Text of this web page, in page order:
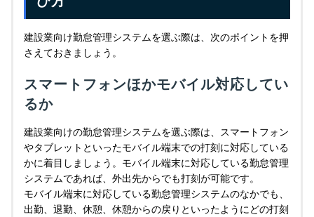
建設業向け勤怠管理システムを選ぶ際は、次のポイントを押
さえておきましょう。
スマートフォンほかモバイル対応してい
るか
建設業向けの勤怠管理システムを選ぶ際は、スマートフォン
やタブレットといったモバイル端末での打刻に対応している
かに着目しましょう。モバイル端末に対応している勤怠管理
システムであれば、外出先からでも打刻が可能です。
モバイル端末に対応している勤怠管理システムのなかでも、
出勤、退勤、休憩、休憩からの戻りといったようにどの打刻